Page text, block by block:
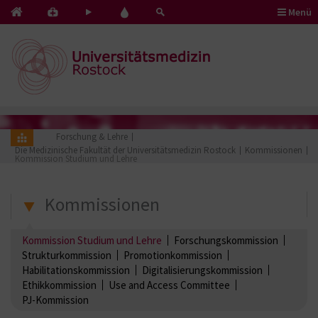
Kontakt
Notfälle
Pflege
Herz
Blut
Menü
Forschung & Lehre
Die Medizinische Fakultät der Universitätsmedizin Rostock
Kommissionen
Kommission Studium und Lehre
Kommissionen
Kommission Studium und Lehre
Forschungskommission
Strukturkommission
Promotionkommission
Habilitationskommission
Digitalisierungskommission
Ethikkommission
Use and Access Committee
PJ-Kommission